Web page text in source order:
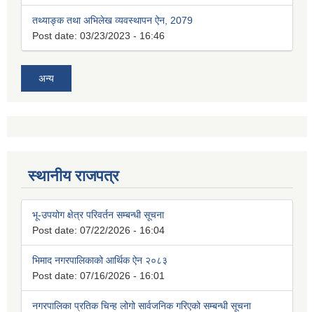
तथ्याङ्क तथा अभिलेख व्यवस्थापन ऐन, 2079
Post date: 03/23/2023 - 16:46
अन्य
स्थानीय राजपत्र
भू-उपयोग क्षेत्र परिवर्तन सम्बन्धी सूचना
Post date: 07/22/2026 - 16:04
भिमाद नगरपालिकाको आर्थिक ऐन २०८३
Post date: 07/16/2026 - 16:01
नगरपालिका प्रतिक चिन्ह लोगो सार्वजनिक गरिएको सम्बन्धी सूचना